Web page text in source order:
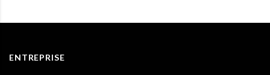
ENTREPRISE